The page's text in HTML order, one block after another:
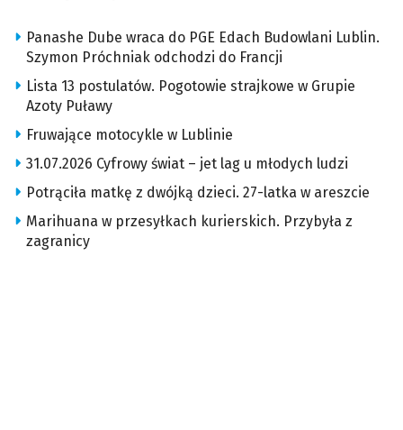
Panashe Dube wraca do PGE Edach Budowlani Lublin.
Szymon Próchniak odchodzi do Francji
Lista 13 postulatów. Pogotowie strajkowe w Grupie
Azoty Puławy
Fruwające motocykle w Lublinie
31.07.2026 Cyfrowy świat – jet lag u młodych ludzi
Potrąciła matkę z dwójką dzieci. 27-latka w areszcie
Marihuana w przesyłkach kurierskich. Przybyła z
zagranicy